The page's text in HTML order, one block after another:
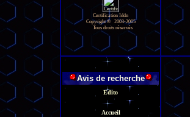
Certification Iddn
Copyright © 2003-2005
Tous droits réservés
Avis de recherche
Edito
Accueil